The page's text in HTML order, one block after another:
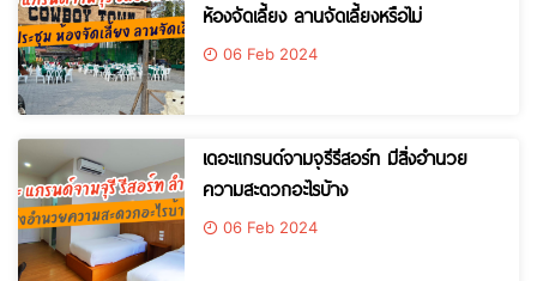
ห้องจัดเลี้ยง ลานจัดเลี้ยงหรือไม่
06 Feb 2024
เดอะแกรนด์จามจุรีรีสอร์ท มีสิ่งอำนวย
ความสะดวกอะไรบ้าง
06 Feb 2024